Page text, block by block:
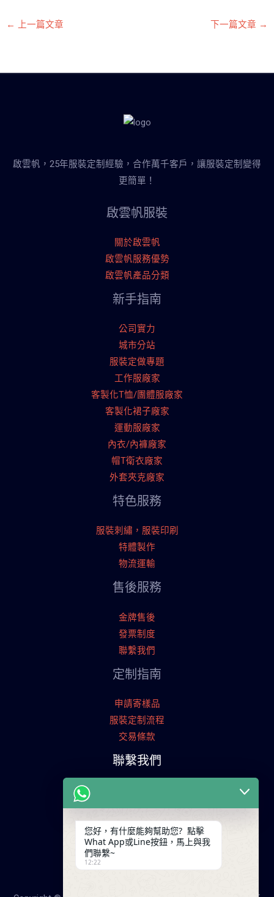
← 上一篇文章 下一篇文章 →
啟雲帆，25年服裝定制經驗，合作萬千客戶，讓服裝定制變得
更簡單！
啟雲帆服裝
關於啟雲帆
啟雲帆服務優勢
啟雲帆產品分類
新手指南
公司實力
城市分站
服裝定做專題
工作服廠家
客製化T恤/團體服廠家
客製化裙子廠家
運動服廠家
內衣/內褲廠家
帽T衛衣廠家
外套夾克廠家
特色服務
服裝刺繡，服裝印刷
特體製作
物流運輸
售後服務
金牌售後
發票制度
聯繫我們
定制指南
申請寄樣品
服裝定制流程
交易條款
聯繫我們
廣東省廣州市天河工業園
+86 13825254696
keywinf@foxmail.com
您好，有什麼能夠幫助您? 點擊
What App或Line按鈕，馬上與我
們聯繫~
12:22